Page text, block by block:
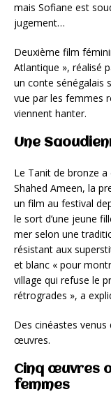
mais Sofiane est
jugement…
Deuxième film
Atlantique », réalisé
un conte sénégalais
vue par les femmes
viennent hanter.
Une
Le Tanit de bronze a
Shahed Ameen, la
un film au festival
le sort d’une jeune
mer selon une
résistant aux
et blanc « pour
village qui refuse le
rétrogrades », a
Des cinéastes venus
œuvres.
Cinq œuvres
femmes